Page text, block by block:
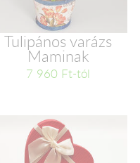
Tulipános varázs
Maminak
7 960 Ft-tól